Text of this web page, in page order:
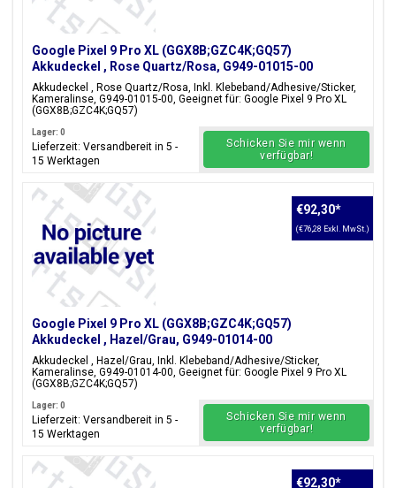
Google Pixel 9 Pro XL (GGX8B;GZC4K;GQ57)
Akkudeckel , Rose Quartz/Rosa, G949-01015-00
Akkudeckel , Rose Quartz/Rosa, Inkl. Klebeband/Adhesive/Sticker,
Kameralinse, G949-01015-00, Geeignet für: Google Pixel 9 Pro XL
(GGX8B;GZC4K;GQ57)
Lager: 0
Lieferzeit: Versandbereit in 5 -
15 Werktagen
Schicken Sie mir wenn
verfügbar!
Google Pixel 9 Pro XL (GGX8B;GZC4K;GQ57)
Akkudeckel , Hazel/Grau, G949-01014-00
Akkudeckel , Hazel/Grau, Inkl. Klebeband/Adhesive/Sticker,
Kameralinse, G949-01014-00, Geeignet für: Google Pixel 9 Pro XL
(GGX8B;GZC4K;GQ57)
€92,30*
(€76,28 Exkl. MwSt.)
Lager: 0
Lieferzeit: Versandbereit in 5 -
15 Werktagen
Schicken Sie mir wenn
verfügbar!
€92,30*